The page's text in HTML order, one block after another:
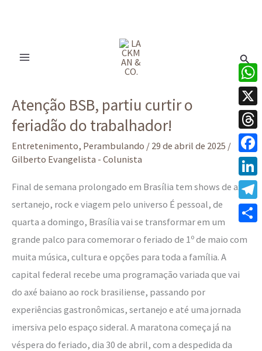
Atenção BSB, partiu curtir o
feriadão do trabalhador!
Entretenimento, Perambulando / 29 de abril de 2025 /
Gilberto Evangelista - Colunista
Final de semana prolongado em Brasília tem shows de axé,
sertanejo, rock e viagem pelo universo É pessoal, de
quarta a domingo, Brasília vai se transformar em um
grande palco para comemorar o feriado de 1º de maio com
muita música, cultura e opções para toda a família. A
capital federal recebe uma programação variada que vai
do axé baiano ao rock brasiliense, passando por
experiências gastronômicas, sertanejo e até uma jornada
imersiva pelo espaço sideral. A maratona começa já na
véspera do feriado, dia 30 de abril, com a despedida da
BSB,
partiu
curtir
o
do
trabalhador!
X